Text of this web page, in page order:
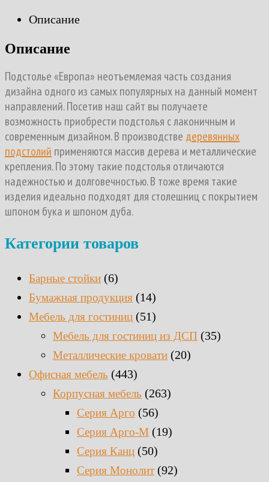
Описание
Описание
Подстолье «Европа» неотъемлемая часть создания
дизайна одного из самых популярных на данный момент
направлений. Посетив наш сайт вы получаете
возможность приобрести подстолья с лаконичным и
современным дизайном. В производстве деревянных
подстолий применяются массив дерева и металлические
крепления. По этому такие подстолья отличаются
надежностью и долговечностью. В тоже время такие
изделия идеально подходят для столешниц с покрытием
шпоном бука и шпоном дуба.
Категории товаров
Барные стойки (6)
Бумажная продукция (14)
Мебель для гостиниц (51)
Мебель для гостиниц из ДСП (35)
Металлические кровати (20)
Офисная мебель (443)
Корпусная мебель (263)
Серия Арго (56)
Серия Арго-М (19)
Серия Канц (50)
Серия Монолит (92)